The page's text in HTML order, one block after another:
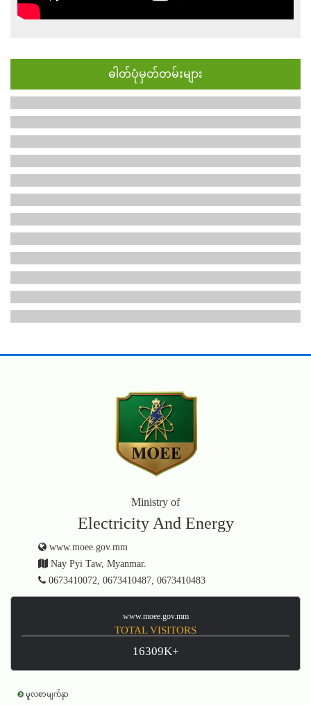
ဓါတ်ပုံမှတ်တမ်းများ
Ministry of
Electricity And Energy
www.moee.gov.mm
Nay Pyi Taw, Myanmar.
0673410072, 0673410487, 0673410483
www.moee.gov.mm
TOTAL VISITORS
16309K+
မူလစာမျက်နှာ